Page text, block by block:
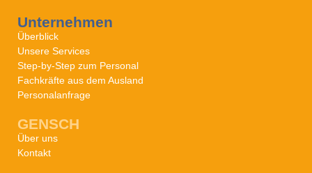
Unternehmen
Überblick
Unsere Services
Step-by-Step zum Personal
Fachkräfte aus dem Ausland
Personalanfrage
GENSCH
Über uns
Kontakt